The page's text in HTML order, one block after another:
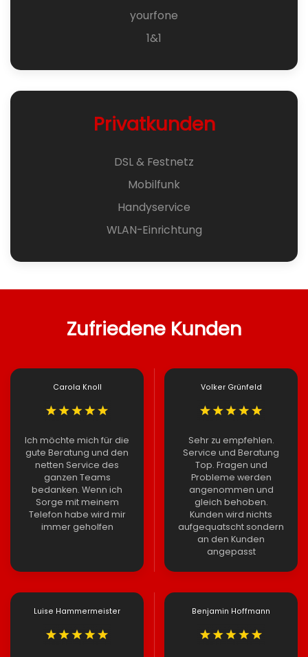
yourfone
1&1
Privatkunden
DSL & Festnetz
Mobilfunk
Handyservice
WLAN-Einrichtung
Zufriedene Kunden
Carola Knoll
Ich möchte mich für die
gute Beratung und den
netten Service des
ganzen Teams
bedanken. Wenn ich
Sorge mit meinem
Telefon habe wird mir
immer geholfen
Volker Grünfeld
Sehr zu empfehlen.
Service und Beratung
Top. Fragen und
Probleme werden
angenommen und
gleich behoben.
Kunden wird nichts
aufgequatscht sondern
an den Kunden
angepasst
Luise Hammermeister Benjamin Hoffmann